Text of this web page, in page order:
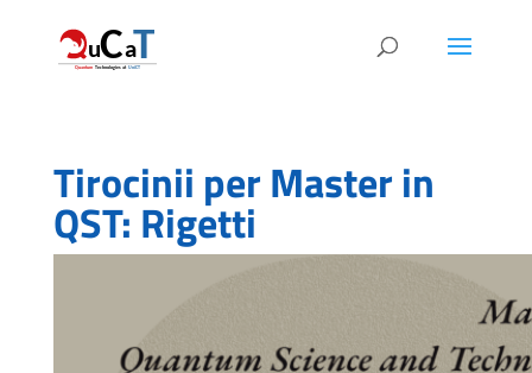
Tirocinii per Master in
QST: Rigetti